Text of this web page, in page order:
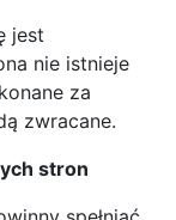
jest
nie istnieje
za
zwracane.
stron